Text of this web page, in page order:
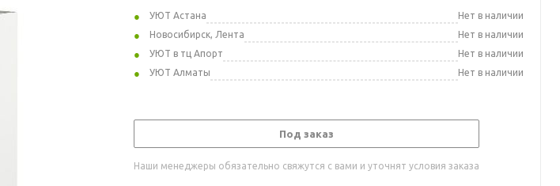
УЮТ Астана
Нет в наличии
Новосибирск, Лента
Нет в наличии
УЮТ в тц Апорт
Нет в наличии
УЮТ Алматы
Нет в наличии
Под заказ
Наши менеджеры обязательно свяжутся с вами и уточнят условия заказа